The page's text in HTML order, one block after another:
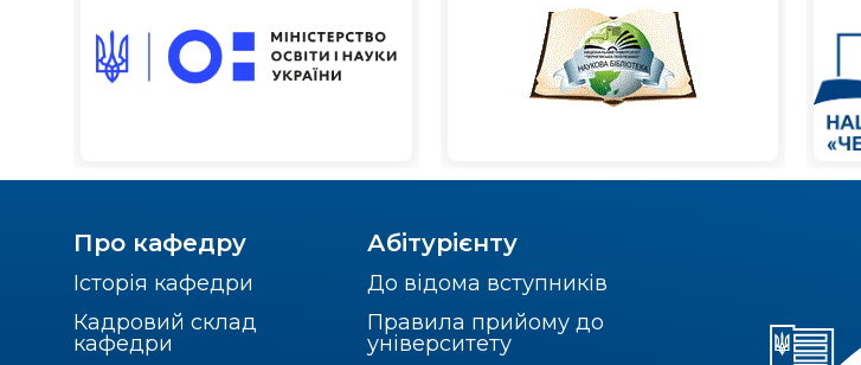
Про кафедру
Історія кафедри
Кадровий склад
кафедри
Абітурієнту
До відома вступників
Правила прийому до
університету